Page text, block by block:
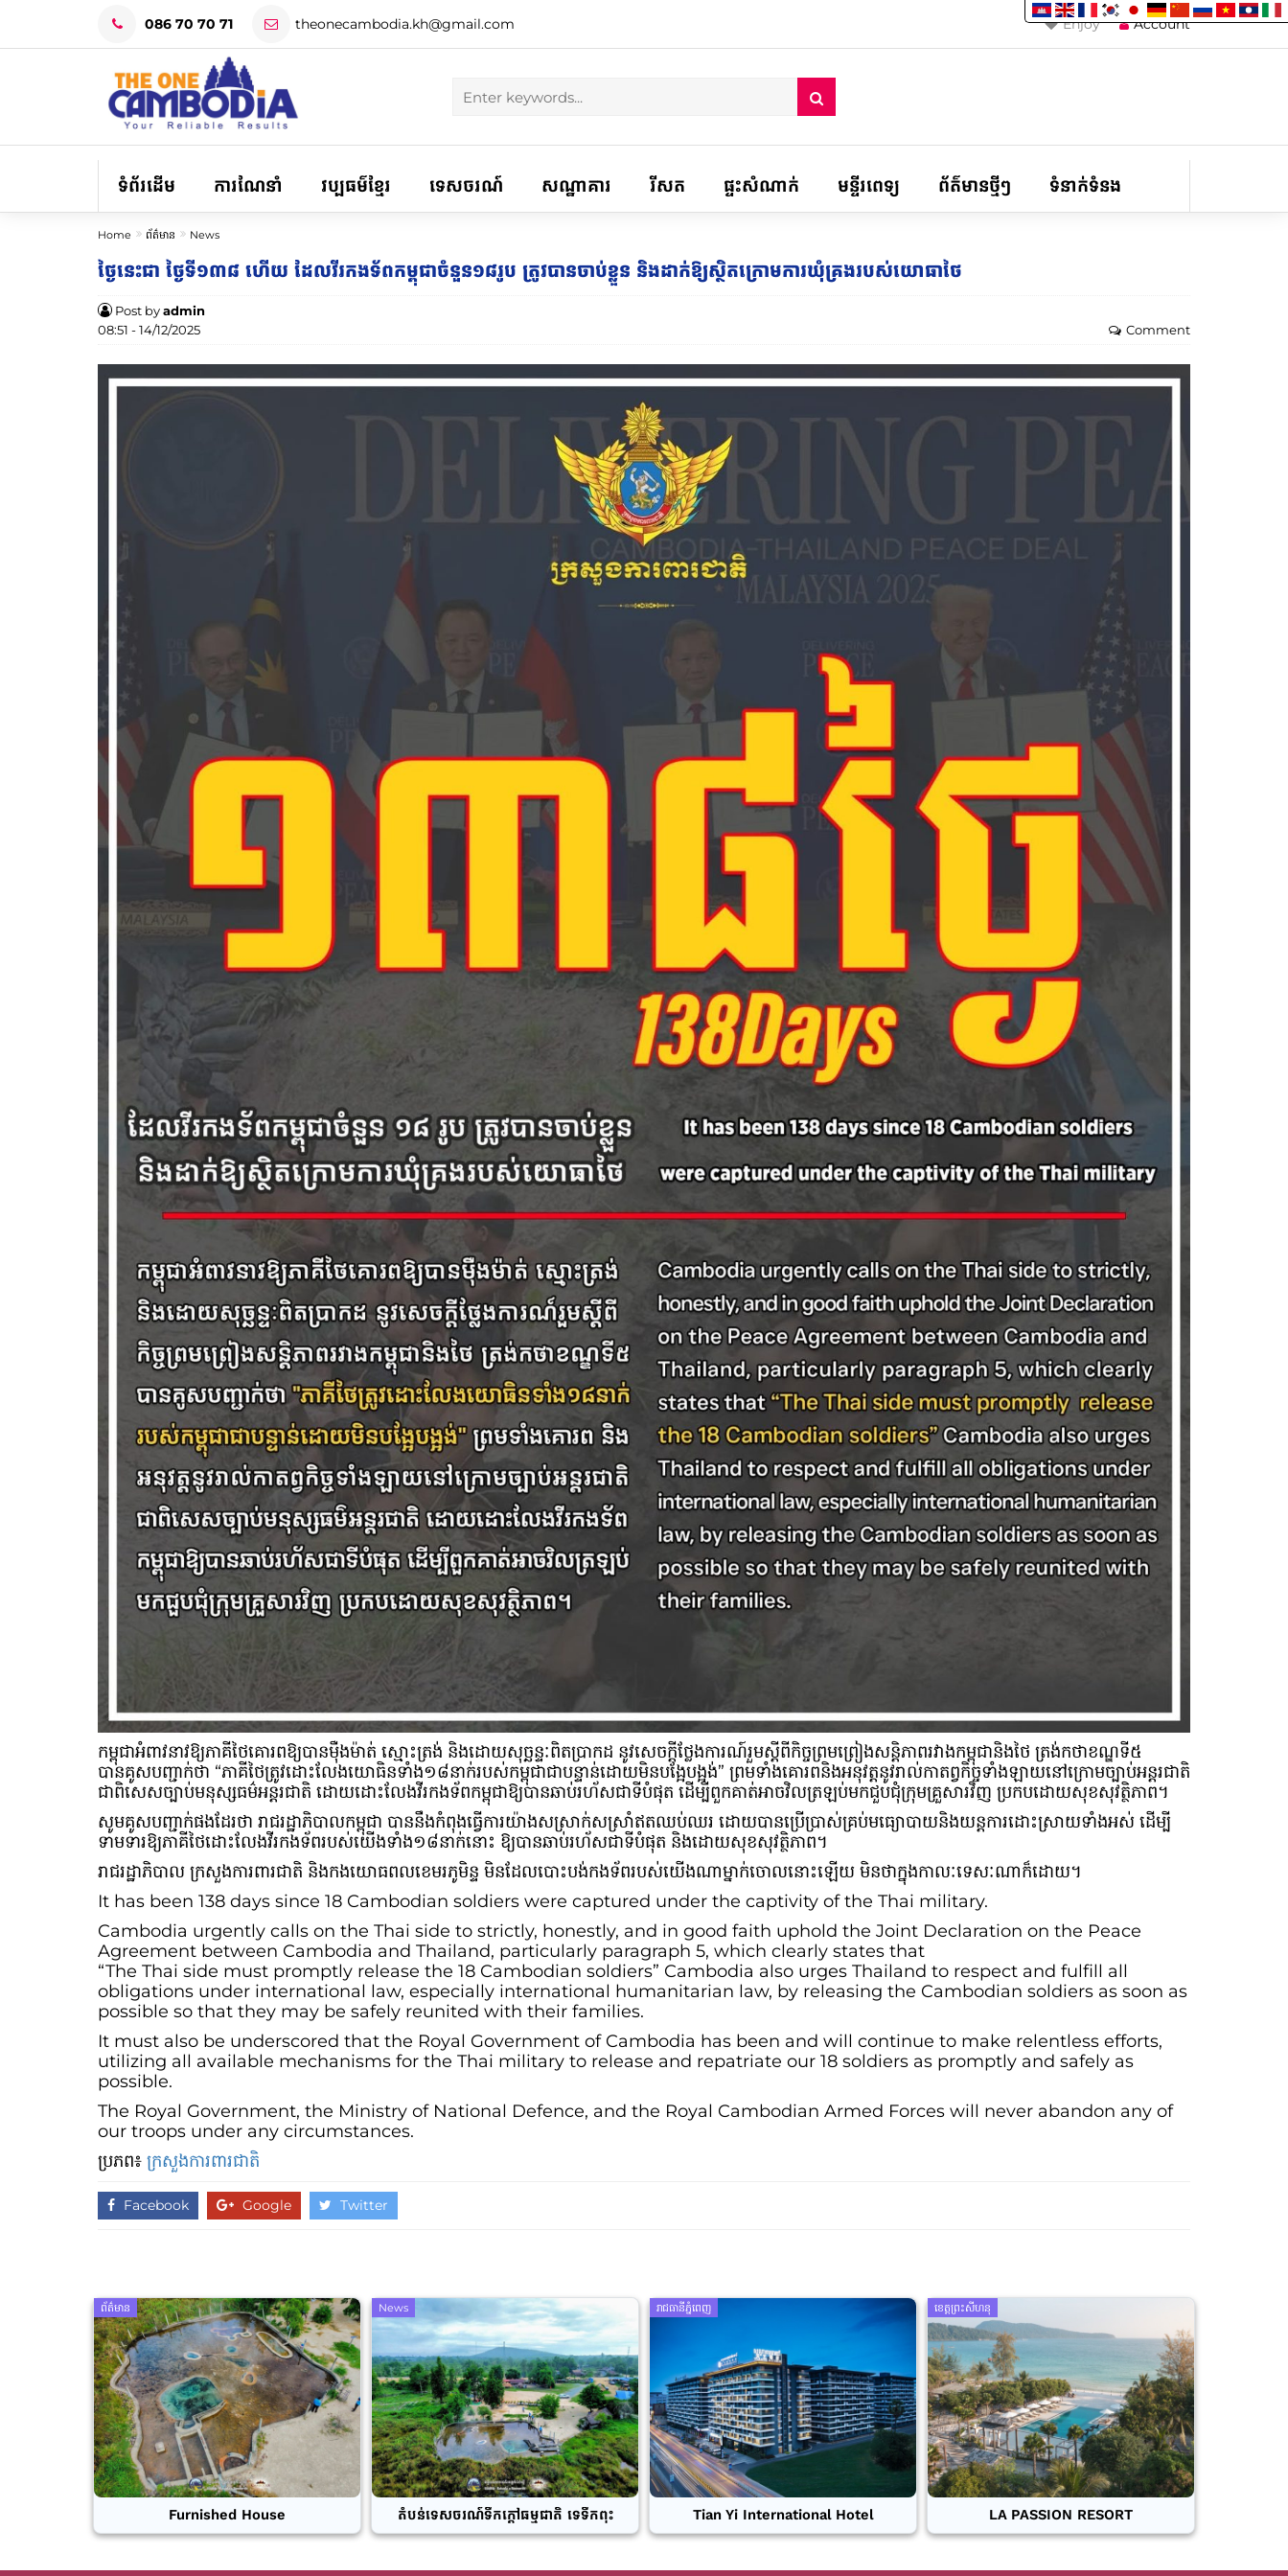
086 70 70 71 theonecambodia.kh@gmail.com Account
Enjoy
ទំព័រដើម ការណែនាំ វប្បធម៌ខ្មែរ ទេសចរណ៍ សណ្ឋាគារ រីសត ផ្ទះសំណាក់ មន្ទីរពេទ្យ ព័ត៌មានថ្មីៗ ទំនាក់ទំនង
Home ព័ត៌មាន News
ថ្ងៃនេះជា ថ្ងៃទី១៣៨ ហើយ ដែលវីរកងទ័ពកម្ពុជាចំនួន១៨រូប ត្រូវបានចាប់ខ្លួន និងដាក់ឱ្យស្ថិតក្រោមការឃុំគ្រងរបស់យោធាថៃ
Post byadmin
08:51 - 14/12/2025
Comment
កម្ពុជាអំពាវនាវឱ្យភាគីថៃគោរពឱ្យបានម៉ឺងម៉ាត់ ស្មោះត្រង់ និងដោយសុច្ឆន្ទៈពិតប្រាកដ នូវសេចក្តីថ្លែងការណ៍រួមស្តីពីកិច្ចព្រមព្រៀងសន្តិភាពរវាងកម្ពុជានិងថៃ ត្រង់កថាខណ្ឌទី៥
បានគូសបញ្ជាក់ថា “ភាគីថៃត្រូវដោះលែងយោធិនទាំង១៨នាក់របស់កម្ពុជាជាបន្ទាន់ដោយមិនបង្អែបង្អង់” ព្រមទាំងគោរពនិងអនុវត្តនូវរាល់កាតព្វកិច្ចទាំងឡាយនៅក្រោមច្បាប់អន្តរជាតិ
ជាពិសេសច្បាប់មនុស្សធម៌អន្តរជាតិ ដោយដោះលែងវីរកងទ័ពកម្ពុជាឱ្យបានឆាប់រហ័សជាទីបំផុត ដើម្បីពួកគាត់អាចវិលត្រឡប់មកជួបជុំក្រុមគ្រួសារវិញ ប្រកបដោយសុខសុវត្ថិភាព។
សូមគូសបញ្ជាក់ផងដែរថា រាជរដ្ឋាភិបាលកម្ពុជា បាននឹងកំពុងធ្វើការយ៉ាងសស្រាក់សស្រាំឥតឈប់ឈរ ដោយបានប្រើប្រាស់គ្រប់មធ្យោបាយនិងយន្តការដោះស្រាយទាំងអស់ ដើម្បី
ទាមទារឱ្យភាគីថៃដោះលែងវីរកងទ័ពរបស់យើងទាំង១៨នាក់នោះ ឱ្យបានឆាប់រហ័សជាទីបំផុត និងដោយសុខសុវត្ថិភាព។
រាជរដ្ឋាភិបាល ក្រសួងការពារជាតិ និងកងយោធពលខេមរភូមិន្ទ មិនដែលបោះបង់កងទ័ពរបស់យើងណាម្នាក់ចោលនោះឡើយ មិនថាក្នុងកាលៈទេសៈណាក៏ដោយ។
It has been 138 days since 18 Cambodian soldiers were captured under the captivity of the Thai military.
Cambodia urgently calls on the Thai side to strictly, honestly, and in good faith uphold the Joint Declaration on the Peace
Agreement between Cambodia and Thailand, particularly paragraph 5, which clearly states that
“The Thai side must promptly release the 18 Cambodian soldiers” Cambodia also urges Thailand to respect and fulfill all
obligations under international law, especially international humanitarian law, by releasing the Cambodian soldiers as soon as
possible so that they may be safely reunited with their families.
It must also be underscored that the Royal Government of Cambodia has been and will continue to make relentless efforts,
utilizing all available mechanisms for the Thai military to release and repatriate our 18 soldiers as promptly and safely as
possible.
The Royal Government, the Ministry of National Defence, and the Royal Cambodian Armed Forces will never abandon any of
our troops under any circumstances.
ប្រភព៖ ក្រសួងការពារជាតិ
Facebook Google Twitter
ព័ត៌មាន
Furnished House
News
តំបន់ទេសចរណ៍ទឹកក្តៅធម្មជាតិ ទេទឹកពុះ
រាជធានីភ្នំពេញ
Tian Yi International Hotel
ខេត្តព្រះសីហនុ
LA PASSION RESORT